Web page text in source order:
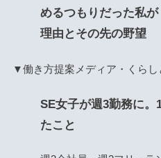
めるつもりだった私
理由とその先の野望
▼働き方提案メディア・くらし
SE女子が週3勤務に。
たこと